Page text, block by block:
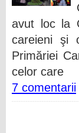
avut loc la
careieni şi
Primăriei
celor care
7 comentarii